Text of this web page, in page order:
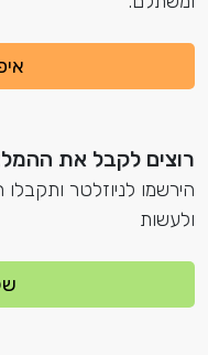
איפה מתחילים?
את ההמלצות למייל?
ותקבלו תוכן חינמי
שלחו לי טיפים